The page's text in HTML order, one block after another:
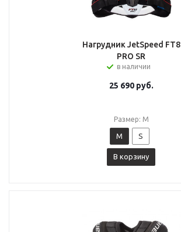
Нагрудник JetSpeed FT8
PRO SR
в наличии
25 690руб.
Размер: M
M S
В корзину